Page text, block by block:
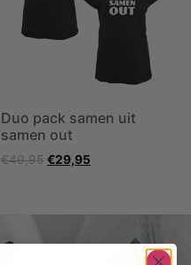
Duo pack samen uit
samen out
€49,95 €29,95